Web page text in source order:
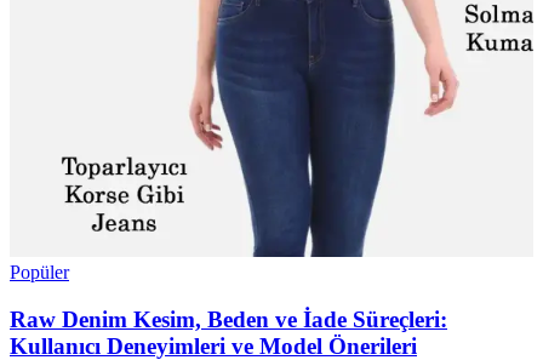
Popüler
Raw Denim Kesim, Beden ve İade Süreçleri:
Kullanıcı Deneyimleri ve Model Önerileri